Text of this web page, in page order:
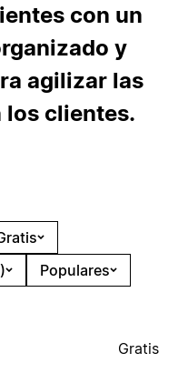
con un
y
agilizar las
clientes.
Populares
Gratis